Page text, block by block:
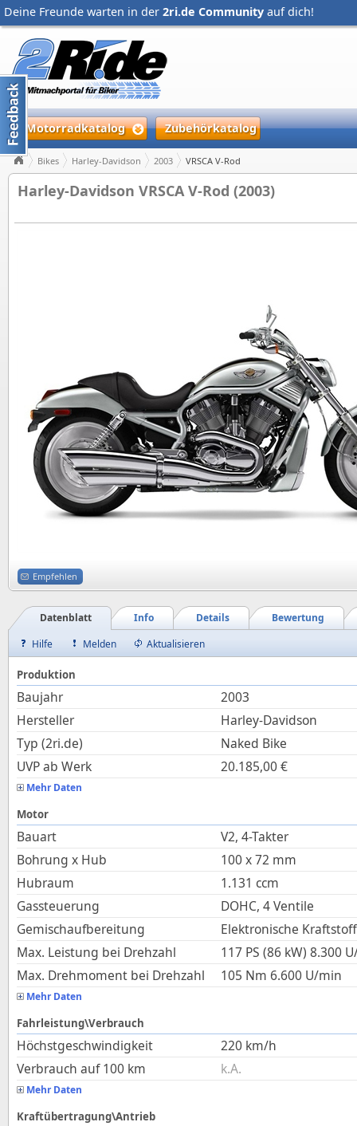
Deine Freunde warten in der 2ri.de Community auf dich!
Motorradkatalog Zubehörkatalog
Bikes Harley-Davidson 2003 VRSCA V-Rod
Harley-Davidson VRSCA V-Rod (2003)
Empfehlen
Bewertung
Details
Info
Datenblatt
Hilfe
Melden Aktualisieren
Produktion
Baujahr
2003
Hersteller
Harley-Davidson
Typ (2ri.de)
Naked Bike
UVP ab Werk
20.185,00€
Mehr Daten
Motor
Bauart
V2, 4-Takter
Bohrung x Hub
100x72 mm
Hubraum
1.131 ccm
Gassteuerung
DOHC, 4 Ventile
Gemischaufbereitung
Elektronische
Max. Leistung bei Drehzahl
117 PS (86 kW) 8.300
Max. Drehmoment bei Drehzahl
105 Nm 6.600 U/min
Mehr Daten
Fahrleistung\Verbrauch
Höchstgeschwindigkeit 220 km/h
Verbrauch auf 100 km
k.A.
Mehr Daten
Kraftübertragung\Antrieb